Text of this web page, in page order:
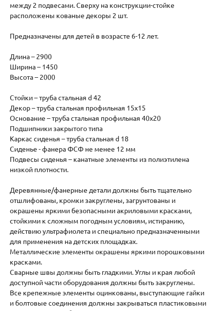
между 2 подвесами. Сверху на конструкции-стойке
расположены кованые декоры 2 шт.
Предназначены для детей в возрасте 6-12 лет.
Длина – 2900
Ширина – 1450
Высота – 2000
Стойки – труба стальная d 42
Декор – труба стальная профильная 15х15
Основание – труба стальная профильная 40х20
Подшипники закрытого типа
Каркас сиденья – труба стальная d 18
Сиденье - фанера ФСФ не менее 12 мм
Подвесы сиденья – канатные элементы из полиэтилена
низкой плотности.
Деревянные/фанерные детали должны быть тщательно
отшлифованы, кромки закруглены, загрунтованы и
окрашены яркими безопасными акриловыми красками,
стойкими к сложным погодным условиям, истиранию,
действию ультрафиолета и специально предназначенными
для применения на детских площадках.
Металлические элементы окрашены яркими порошковыми
красками.
Сварные швы должны быть гладкими. Углы и края любой
доступной части оборудования должны быть закруглены.
Все крепежные элементы оцинкованы, выступающие гайки
и болтовые соединения должны закрываться пластиковыми